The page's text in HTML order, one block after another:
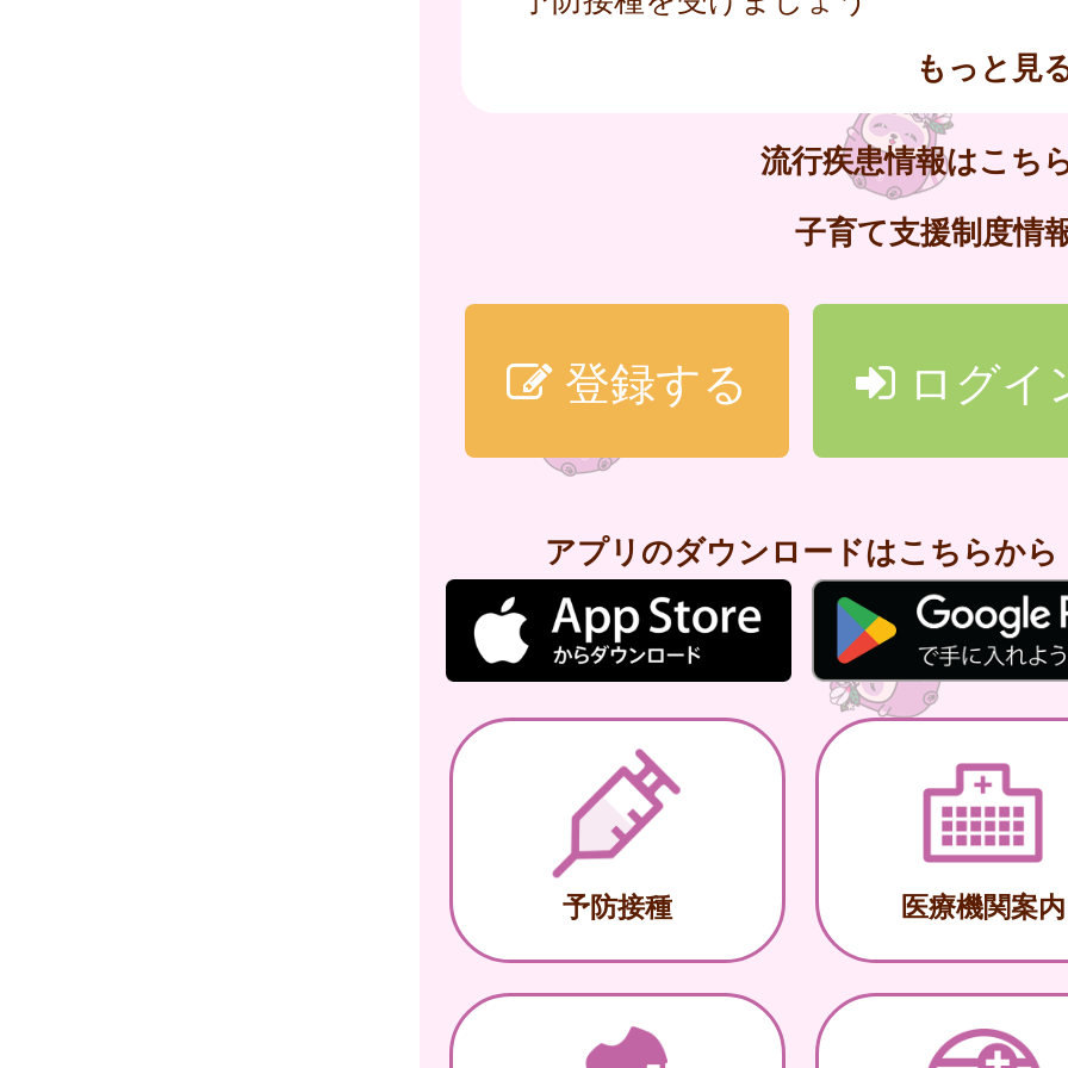
もっと見
流行疾患情報はこち
子育て支援制度情
登録する ログイ
アプリのダウンロードはこちらから
予防接種 医療機関案内